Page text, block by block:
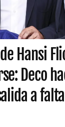
Hansi
Deco
a